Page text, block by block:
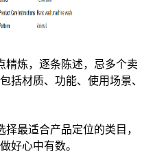
精炼，逐条陈述，忌多个卖
括材质、功能、使用场景、
择最适合产品定位的类目，
好心中有数。